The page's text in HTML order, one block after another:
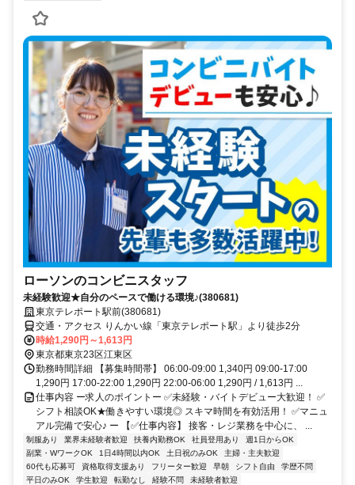
ローソンのコンビニスタッフ
未経験歓迎★自分のペースで働ける環境♪(380681)
東京テレポート駅前(380681)
交通・アクセス りんかい線「東京テレポート駅」より徒歩2分
時給1,290円～1,613円
東京都東京23区江東区
勤務時間詳細 【募集時間帯】 06:00-09:00 1,340円 09:00-17:00
1,290円 17:00-22:00 1,290円 22:00-06:00 1,290円 / 1,613円 ...
仕事内容 ー求人のポイントー ✅未経験・バイトデビュー大歓迎！ ✅
シフト相談OK★働きやすい環境◎ スキマ時間を有効活用！ ✅マニュ
アル完備で安心♪ ー 【✅仕事内容】 接客・レジ業務を中心に、 ...
制服あり 業界未経験者歓迎 扶養内勤務OK 社員登用あり
週1日からOK
副業・WワークOK
1日4時間以内OK 土日祝のみOK
主婦・主夫歓迎
60代も応募可
資格取得支援あり フリーター歓迎 早朝 シフト自由
学歴不問
平日のみOK
学生歓迎 転勤なし 経験不問 未経験者歓迎